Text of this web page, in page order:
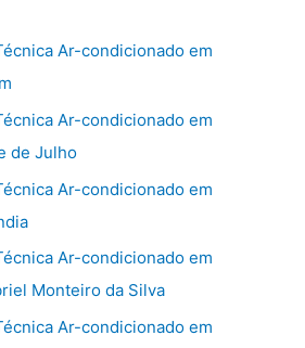
Ar-condicionado em
Ar-condicionado em
de Julho
Ar-condicionado em
Ar-condicionado em
Monteiro da Silva
Ar-condicionado em